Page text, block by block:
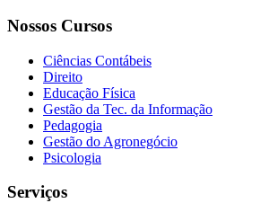
Nossos Cursos
Ciências Contábeis
Direito
Educação Física
Gestão da Tec. da Informação
Pedagogia
Gestão do Agronegócio
Psicologia
Serviços